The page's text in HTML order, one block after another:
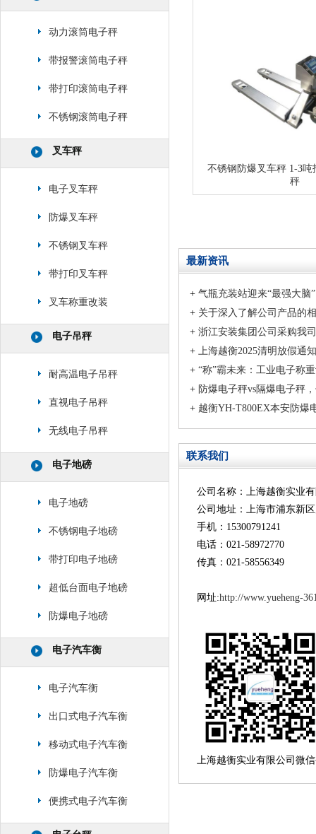
动力滚筒电子秤
带报警滚筒电子秤
带打印滚筒电子秤
不锈钢滚筒电子秤
叉车秤
电子叉车秤
防爆叉车秤
不锈钢叉车秤
带打印叉车秤
叉车称重改装
电子吊秤
耐高温电子吊秤
直视电子吊秤
无线电子吊秤
电子地磅
电子地磅
不锈钢电子地磅
带打印电子地磅
超低台面电子地磅
防爆电子地磅
电子汽车衡
电子汽车衡
出口式电子汽车衡
移动式电子汽车衡
防爆电子汽车衡
便携式电子汽车衡
不锈钢防爆叉车秤 1-3吨
秤
最新资讯
+ 气瓶充装站迎来“最强大脑
+ 关于深入了解公司产品的
+ 浙江安装集团公司采购我
+ 上海越衡2025清明放假通知
+ “称”霸未来：工业电子称
+ 防爆电子秤vs隔爆电子秤
+ 越衡YH-T800EX本安防爆
联系我们
公司名称：上海越衡实业
公司地址：上海市浦东新
手机：15300791241
电话：021-58972770
传真：021-58556349
网址:http://www.yueheng-
上海越衡实业有限公司微